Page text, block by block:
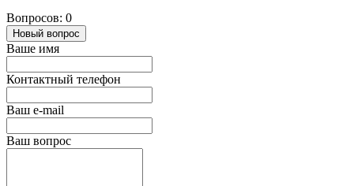
Вопросов: 0
Новый вопрос
Ваше имя
Контактный телефон
Ваш e-mail
Ваш вопрос